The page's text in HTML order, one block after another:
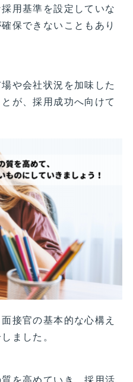
用基準を設定していな
保できないこともあり
や会社状況を加味した
が、採用成功へ向けて
接官の基本的な心構え
ました。
を高めていき、採用活